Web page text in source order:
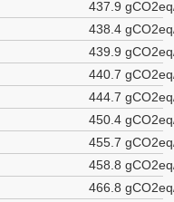
437.9
438.4
439.9
440.7
444.7
450.4
455.7
458.8
466.8